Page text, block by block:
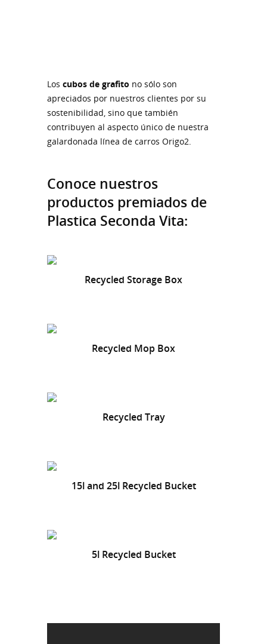
Los cubos de grafito no sólo son
apreciados por nuestros clientes por su
sostenibilidad, sino que también
contribuyen al aspecto único de nuestra
galardonada línea de carros Origo2.
Conoce nuestros
productos premiados de
Plastica Seconda Vita:
Recycled Storage Box
Recycled Mop Box
Recycled Tray
15l and 25l Recycled Bucket
5l Recycled Bucket